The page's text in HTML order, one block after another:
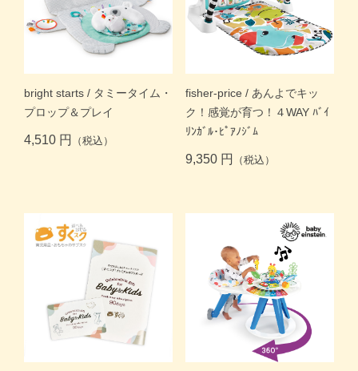
商品一覧トップ
すくスクご利用ガイド
コラム
よくある質問
bright starts / タミータイム・
プロップ＆プレイ
4,510 円 （税込）
fisher-price / あんよでキッ
ク！感覚が育つ！４WAY ﾊﾞｲ
ﾘﾝｶﾞﾙ･ﾋﾟｱﾉｼﾞﾑ
9,350 円 （税込）